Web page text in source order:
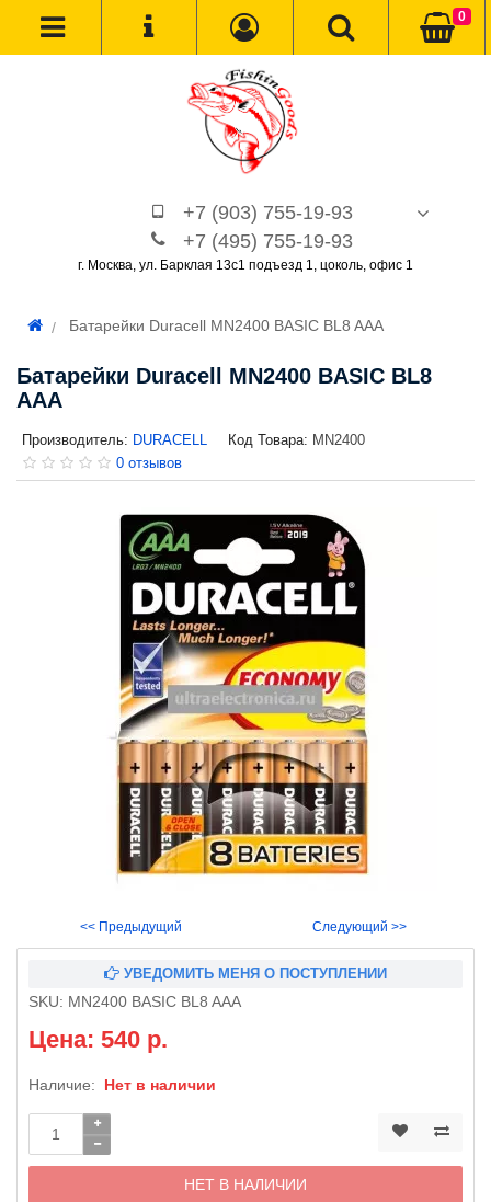
+7 (903) 755-19-93
+7 (495) 755-19-93
г. Москва, ул. Барклая 13с1 подъезд 1, цоколь, офис 1
0
Батарейки Duracell MN2400 BASIC BL8 AAA
Батарейки Duracell MN2400 BASIC BL8
AAA
Производитель: DURACELL Код Товара: MN2400
0 отзывов
<< Предыдущий Следующий >>
УВЕДОМИТЬ МЕНЯ О ПОСТУПЛЕНИИ
SKU: MN2400 BASIC BL8 AAA
Цена: 540 р.
Наличие: Нет в наличии
НЕТ В НАЛИЧИИ